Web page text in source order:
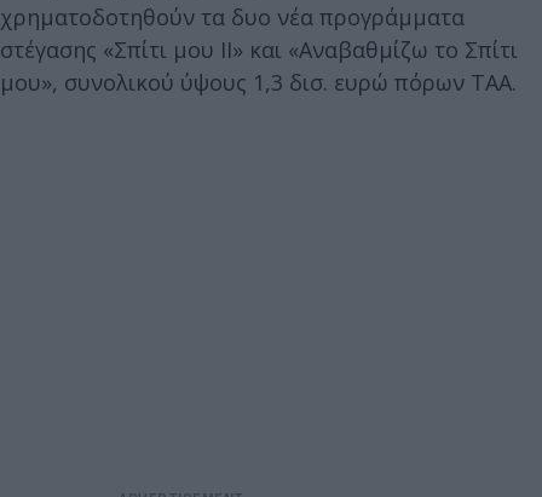
χρηματοδοτηθούν τα δυο νέα προγράμματα
στέγασης «Σπίτι μου ΙΙ» και «Αναβαθμίζω το Σπίτι
μου», συνολικού ύψους 1,3 δισ. ευρώ πόρων ΤΑΑ.